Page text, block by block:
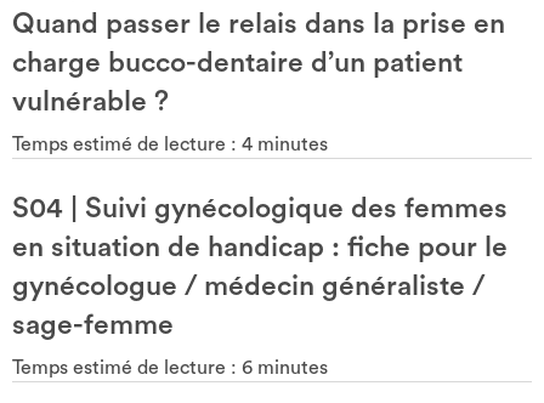
Quand passer le relais dans la prise en
charge bucco-dentaire d’un patient
vulnérable ?
Temps estimé de lecture : 4 minutes
S04
Suivi gynécologique des femmes
en situation de handicap : fiche pour le
gynécologue / médecin généraliste /
sage-femme
Temps estimé de lecture : 6 minutes